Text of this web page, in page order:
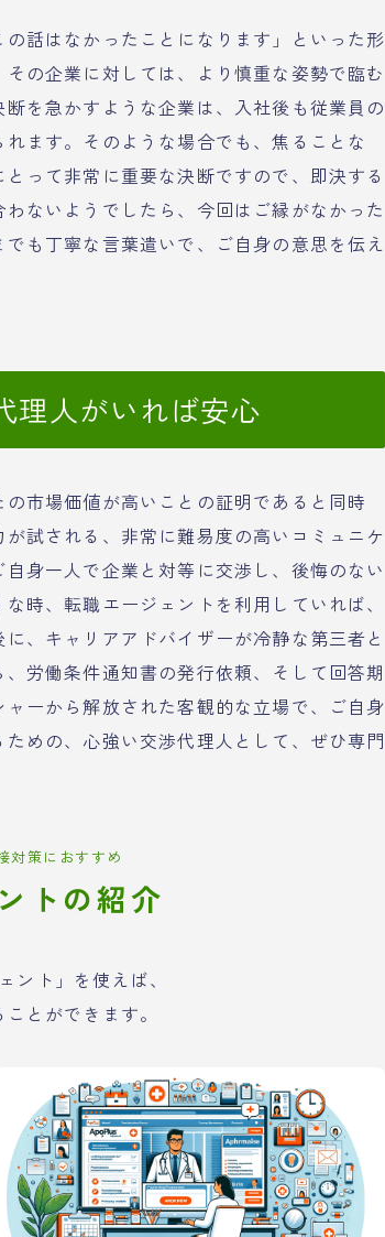
話はなかったことになります」といった形
の企業に対しては、より慎重な姿勢で臨む
を急かすような企業は、入社後も従業員の
ます。そのような場合でも、焦ることな
って非常に重要な決断ですので、即決する
ないようでしたら、今回はご縁がなかった
も丁寧な言葉遣いで、ご自身の意思を伝え
理人がいれば安心
市場価値が高いことの証明であると同時
試される、非常に難易度の高いコミュニケ
身一人で企業と対等に交渉し、後悔のない
時、転職エージェントを利用していれば、
、キャリアアドバイザーが冷静な第三者と
労働条件通知書の発行依頼、そして回答期
ーから解放された客観的な立場で、ご自身
めの、心強い交渉代理人として、ぜひ専門
対策におすすめ
トの紹介
ント」を使えば、
とができます。